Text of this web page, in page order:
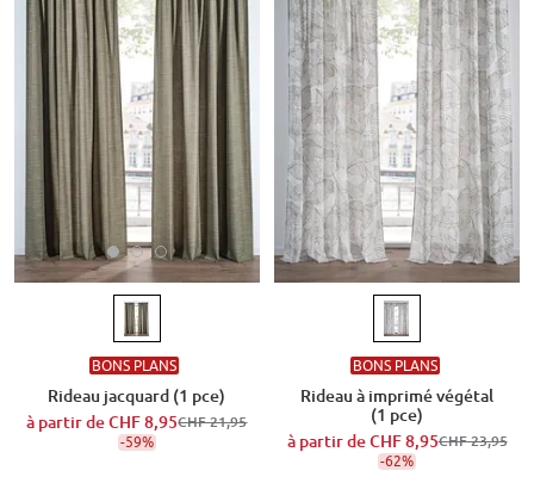
BONS PLANS
Rideau jacquard (1 pce)
à partir deCHF 8,95CHF 21,95
-59%
BONS PLANS
Rideau à imprimé végétal
(1 pce)
à partir deCHF 8,95CHF 23,95
-62%